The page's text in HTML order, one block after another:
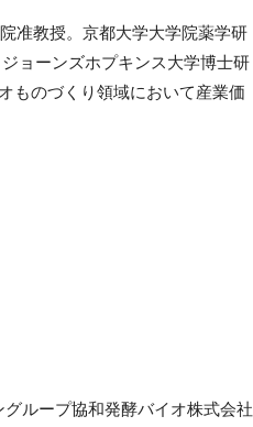
准教授。京都大学大学院薬学研
ョーンズホプキンス大学博士研
ものづくり領域において産業価
ループ協和発酵バイオ株式会社